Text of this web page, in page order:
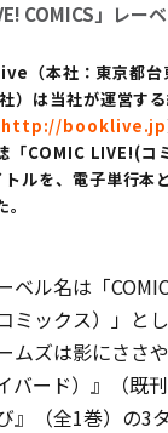
COMICS」レー
（本社：東京都台
）は当社が運営す
http://booklive.jp
「COMIC LIVE!(コ
ルを、電子単行本
ル名は「
ミックス）」と
ムズは影にささ
バード）』（既
』（全1巻）の3